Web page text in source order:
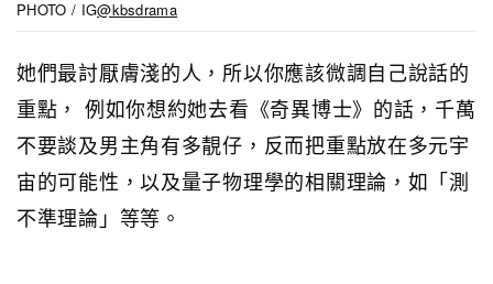
PHOTO / IG@kbsdrama
她們最討厭膚淺的人，所以你應該微調自己說話的
重點， 例如你想約她去看《奇異博士》的話，千萬
不要談及男主角有多靚仔，反而把重點放在多元宇
宙的可能性，以及量子物理學的相關理論，如「測
不準理論」等等。